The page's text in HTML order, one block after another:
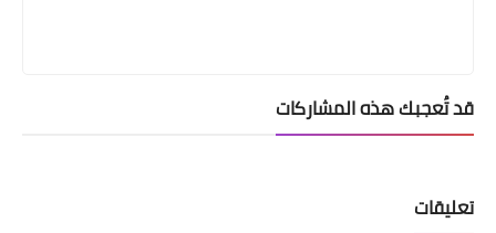
قد تُعجبك هذه المشاركات
تعليقات